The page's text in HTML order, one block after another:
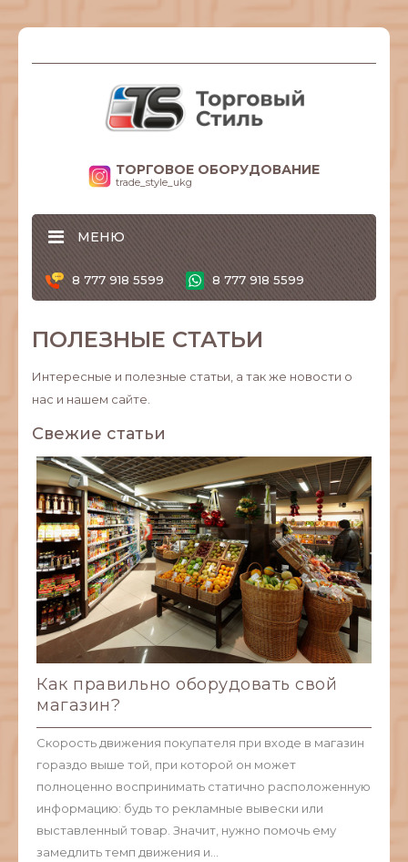
ТОРГОВОЕ ОБОРУДОВАНИЕ
trade_style_ukg
МЕНЮ
8 777 918 5599 8 777 918 5599
ПОЛЕЗНЫЕ СТАТЬИ
Интересные и полезные статьи, а так же новости о
нас и нашем сайте.
Свежие статьи
Как правильно оборудовать свой
магазин?
Скорость движения покупателя при входе в магазин
гораздо выше той, при которой он может
полноценно воспринимать статично расположенную
информацию: будь то рекламные вывески или
выставленный товар. Значит, нужно помочь ему
замедлить темп движения и...